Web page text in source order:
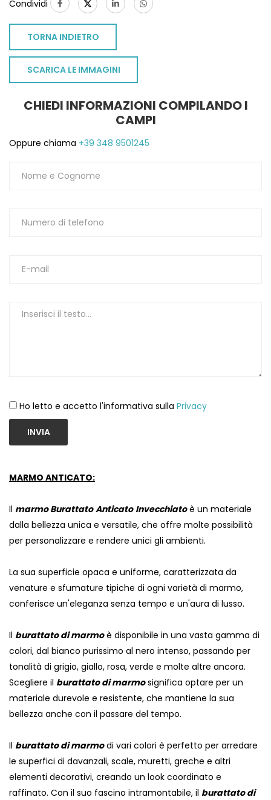
Condividi
TORNA INDIETRO
SCARICA LE IMMAGINI
CHIEDI INFORMAZIONI COMPILANDO I
CAMPI
Oppure chiama +39 348 9501245
Ho letto e accetto l'informativa sulla Privacy
INVIA
MARMO ANTICATO:
Il marmo Burattato Anticato Invecchiatoè un materiale
dalla bellezza unica e versatile, che offre molte possibilità
per personalizzare e rendere unici gli ambienti.
La sua superficie opaca e uniforme, caratterizzata da
venature e sfumature tipiche di ogni varietà di marmo,
conferisce un'eleganza senza tempo e un'aura di lusso.
Il burattato di marmo è disponibile in una vasta gamma di
colori, dal bianco purissimo al nero intenso, passando per
tonalità di grigio, giallo, rosa, verde e molte altre ancora.
Scegliere il burattato di marmosignifica optare per un
materiale durevole e resistente, che mantiene la sua
bellezza anche con il passare del tempo.
Il burattato di marmodi vari colori è perfetto per arredare
le superfici di davanzali, scale, muretti, greche e altri
elementi decorativi, creando un look coordinato e
raffinato. Con il suo fascino intramontabile, il burattato di